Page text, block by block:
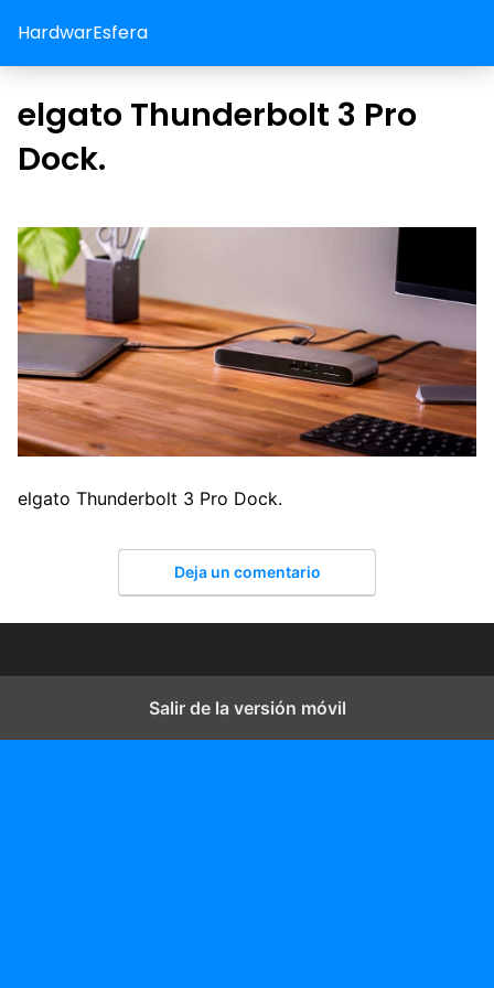
HardwarEsfera
elgato Thunderbolt 3 Pro
Dock.
elgato Thunderbolt 3 Pro Dock.
Deja un comentario
Salir de la versión móvil